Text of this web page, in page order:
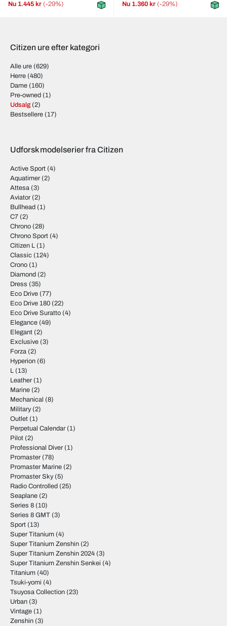
Nu 1.445 kr (-29%)
Nu 1.360 kr (-29%)
Citizen ure efter kategori
Alle ure (629)
Herre (480)
Dame (160)
Pre-owned (1)
Udsalg (2)
Bestsellere (17)
Udforsk modelserier fra Citizen
Active Sport (4)
Aquatimer (2)
Attesa (3)
Aviator (2)
Bullhead (1)
C7 (2)
Chrono (28)
Chrono Sport (4)
Citizen L (1)
Classic (124)
Crono (1)
Diamond (2)
Dress (35)
Eco Drive (77)
Eco Drive 180 (22)
Eco Drive Suratto (4)
Elegance (49)
Elegant (2)
Exclusive (3)
Forza (2)
Hyperion (6)
L (13)
Leather (1)
Marine (2)
Mechanical (8)
Military(2)
Outlet (1)
Perpetual Calendar (1)
Pilot (2)
Professional Diver (1)
Promaster (78)
Promaster Marine (2)
Promaster Sky(5)
Radio Controlled (25)
Seaplane (2)
Series 8 (10)
Series 8 GMT (3)
Sport (13)
Super Titanium (4)
Super Titanium Zenshin (2)
Super Titanium Zenshin 2024 (3)
Super Titanium Zenshin Senkei (4)
Titanium (40)
Tsuki-yomi (4)
Tsuyosa Collection (23)
Urban (3)
Vintage (1)
Zenshin (3)